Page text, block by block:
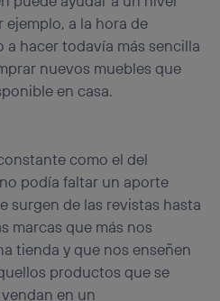
a la hora de
a hacer todavía más sencilla
nuevos muebles que
en casa.
como el del
podía faltar un aporte
surgen de las revistas hasta
marcas que más nos
tienda y que nos enseñen
productos que se
en un